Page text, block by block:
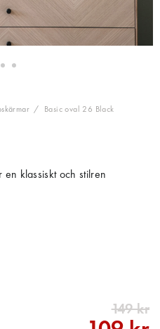
Basic oval 26 Black
klassiskt och stilren
149 kr